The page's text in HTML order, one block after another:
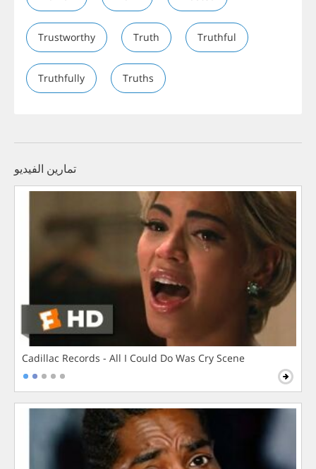
Trustworthy Truth Truthful
Truthfully Truths
تمارين الفيديو
Cadillac Records - All I Could Do Was Cry Scene